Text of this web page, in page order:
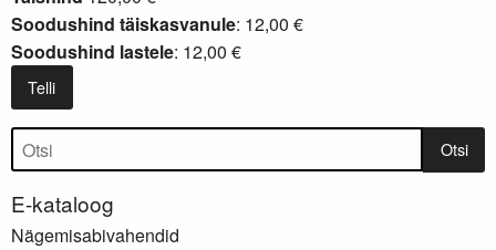
Soodushind täiskasvanule: 12,00 €
Soodushind lastele: 12,00 €
Telli
Tootepuu Otsi
E-kataloog
Nägemisabivahendid